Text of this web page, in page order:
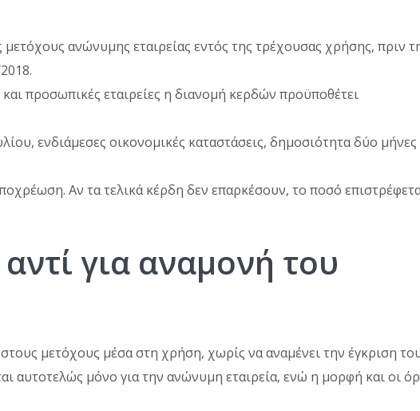
ανώνυμης εταιρείας εντός της τρέχουσας χρήσης, πριν
προσωπικές εταιρείες η διανομή κερδών προϋποθέτει
ενδιάμεσες οικονομικές καταστάσεις, δημοσιότητα δύο μήνες
Αν τα τελικά κέρδη δεν επαρκέσουν, το ποσό
για αναμονή του
μετόχους μέσα στη χρήση, χωρίς να αναμένει την έγκριση
αυτοτελώς μόνο για την ανώνυμη εταιρεία, ενώ η μορφή και οι